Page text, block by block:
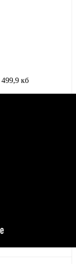
499,9 кб